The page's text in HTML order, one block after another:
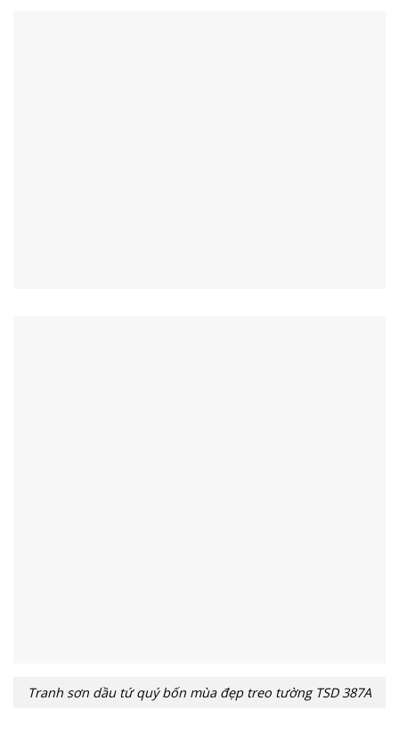
Tranh sơn dầu tứ quý bốn mùa đẹp treo tường TSD 387A